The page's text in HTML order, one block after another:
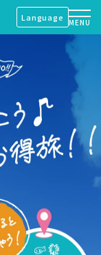
Language
MENU